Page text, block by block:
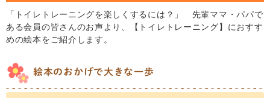
「トイレトレーニングを楽しくするには？」 先輩ママ・パパで
ある会員の皆さんのお声より、【トイレトレーニング】におすす
めの絵本をご紹介します。
絵本のおかげで大きな一歩